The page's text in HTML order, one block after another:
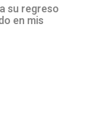
su regreso
en mis